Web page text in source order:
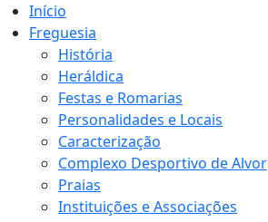
Início
Freguesia
História
Heráldica
Festas e Romarias
Personalidades e Locais
Caracterização
Complexo Desportivo de Alvor
Praias
Instituições e Associações